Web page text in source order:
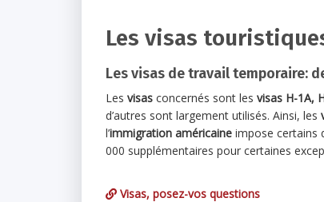
Les visas
Les visas de travail temporaire:
Les visas concernés sont les visas H-1A,
d’autres sont largement utilisés. Ainsi, les
l’immigration américaine impose certains
000 supplémentaires pour certaines
Visas, posez-vos questions